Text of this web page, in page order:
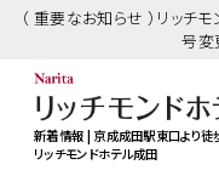
（ 重要なお知らせ ）リッ
号
新着情報 | 京成成田駅東口より徒
リッチモンドホテル成田